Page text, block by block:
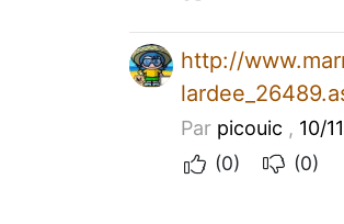
http://
Par picouic , 10/
(0)
(0)